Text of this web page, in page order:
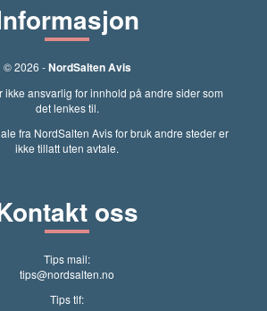
© 2026 -NordSalten Avis
ikke ansvarlig for innhold på andre sider som
det lenkes til.
fra NordSalten Avis for bruk andre steder er
ikke tillatt uten avtale.
oss
Tips mail:
tips@nordsalten.no
Tips tlf: